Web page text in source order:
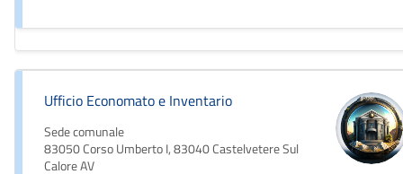
Ufficio Economato e Inventario
Sede comunale
83050 Corso Umberto I, 83040 Castelvetere Sul
Calore AV